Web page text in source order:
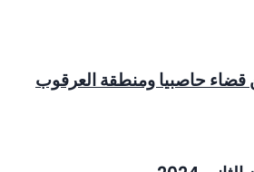
قضاء حاصبيا ومنطقة العرقوب